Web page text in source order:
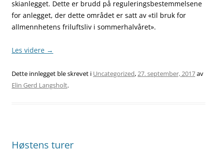
skianlegget. Dette er brudd på reguleringsbestemmelsene
for anlegget, der dette området er satt av «til bruk for
allmennhetens friluftsliv i sommerhalvåret».
Les videre →
Dette innlegget ble skrevet i Uncategorized,27. september, 2017av
Elin Gerd Langsholt.
Høstens turer